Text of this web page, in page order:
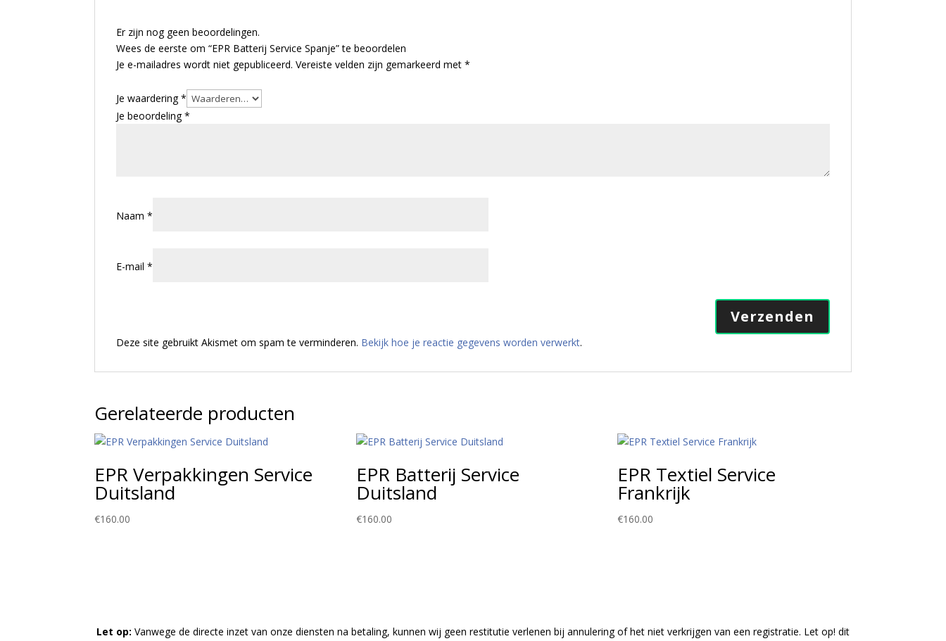
Er zijn nog geen beoordelingen.
Wees de eerste om “EPR Batterij Service Spanje” te beoordelen
Je e-mailadres wordt niet gepubliceerd. Vereiste velden zijn gemarkeerd met*
Je waardering*
Je beoordeling*
Naam*
E-mail*
Deze site gebruikt Akismet om spam te verminderen. Bekijk hoe je reactie gegevens worden verwerkt.
Gerelateerde producten
EPR Verpakkingen Service
Duitsland
€160.00
EPR Batterij Service
Duitsland
€160.00
EPR Textiel Service
Frankrijk
€160.00
Let op: Vanwege de directe inzet van onze diensten na betaling, kunnen wij geen restitutie verlenen bij annulering of het niet verkrijgen van een registratie. Let op! dit